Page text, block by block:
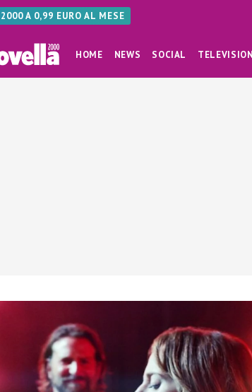
A 0,99 EURO AL MESE
HOME NEWS SOCIAL